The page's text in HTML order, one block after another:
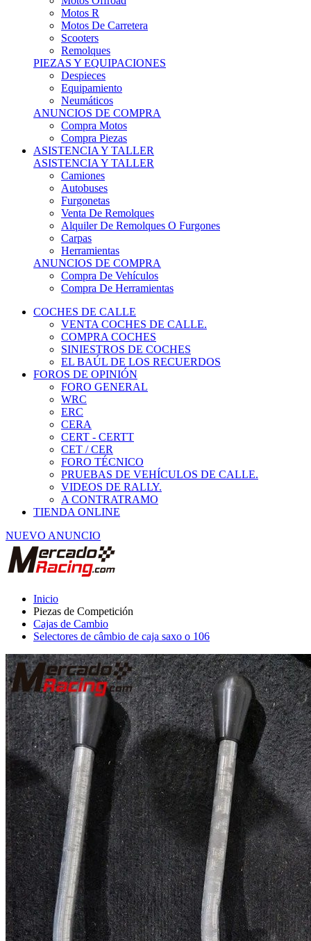
Motos R
Motos De Carretera
Scooters
Remolques
PIEZAS Y EQUIPACIONES
Despieces
Equipamiento
Neumáticos
ANUNCIOS DE COMPRA
Compra Motos
Compra Piezas
ASISTENCIA Y TALLER
ASISTENCIA Y TALLER
Camiones
Autobuses
Furgonetas
Venta De Remolques
Alquiler De Remolques O Furgones
Carpas
Herramientas
ANUNCIOS DE COMPRA
Compra De Vehículos
Compra De Herramientas
COCHES DE CALLE
VENTA COCHES DE CALLE.
COMPRA COCHES
SINIESTROS DE COCHES
EL BAÚL DE LOS RECUERDOS
FOROS DE OPINIÓN
FORO GENERAL
WRC
ERC
CERA
CERT - CERTT
CET / CER
FORO TÉCNICO
PRUEBAS DE VEHÍCULOS DE CALLE.
VIDEOS DE RALLY.
A CONTRATRAMO
TIENDA ONLINE
NUEVO ANUNCIO
Inicio
Piezas de Competición
Cajas de Cambio
Selectores de câmbio de caja saxo o 106